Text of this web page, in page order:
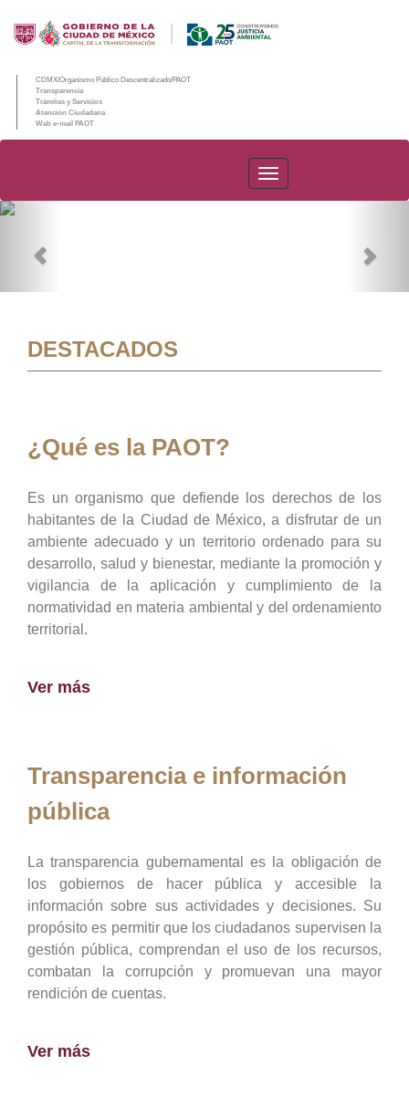
CDMX/Organismo Público Descentralizado/PAOT
Transparencia
Trámites y Servicios
Atención Ciudadana
Web e-mail PAOT
PAOT
DESTACADOS
¿Qué es la PAOT?
Es un organismo que defiende los derechos de los
habitantes de la Ciudad de México, a disfrutar de un
ambiente adecuado y un territorio ordenado para su
desarrollo, salud y bienestar, mediante la promoción y
vigilancia de la aplicación y cumplimiento de la
normatividad en materia ambiental y del ordenamiento
territorial.
Ver más
Transparencia e información
pública
La transparencia gubernamental es la obligación de
los gobiernos de hacer pública y accesible la
información sobre sus actividades y decisiones. Su
propósito es permitir que los ciudadanos supervisen la
gestión pública, comprendan el uso de los recursos,
combatan la corrupción y promuevan una mayor
rendición de cuentas.
Ver más